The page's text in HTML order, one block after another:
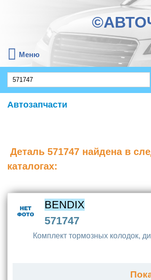
Меню
Автозапчасти
Деталь 571747 найдена в
каталогах:
BENDIX
571747
Комплект тормозных колодок,